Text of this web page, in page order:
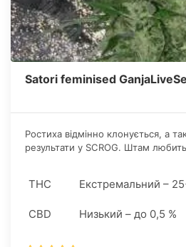
Satori feminised
Ростиха відмінно клонується, а
результати у SCROG. Штам
грова.
THC Екстремальний –
CBD Низький – до 0,5 %